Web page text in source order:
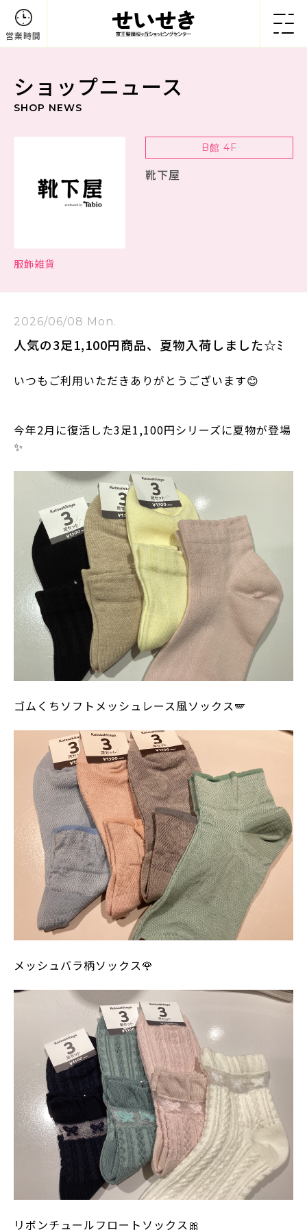
営業時間
ショップニュース
SHOP NEWS
B館 4F
靴下屋
服飾雑貨
2026/06/08 Mon.
人気の3足1,100円商品、夏物入荷しました☆ﾐ
いつもご利用いただきありがとうございます😊
今年2月に復活した3足1,100円シリーズに夏物が登場
✨
ゴムくちソフトメッシュレース風ソックス🪽
メッシュバラ柄ソックス🌹
リボンチュールフロートソックス🎀